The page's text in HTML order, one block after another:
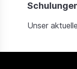
Unser